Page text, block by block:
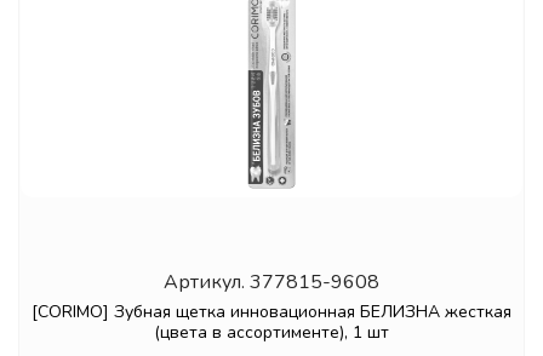
Артикул. 377815-9608
[CORIMO] Зубная щетка инновационная БЕЛИЗНА жесткая
(цвета в ассортименте), 1 шт